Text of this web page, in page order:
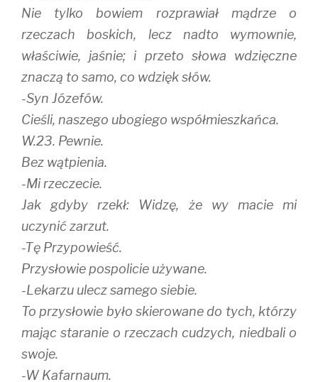
Nie tylko bowiem rozprawiał mądrze o
rzeczach boskich, lecz nadto wymownie,
właściwie, jaśnie; i przeto słowa wdzięczne
znaczą to samo, co wdzięk słów.
-Syn Józefów.
Cieśli, naszego ubogiego współmieszkańca.
W.23. Pewnie.
Bez wątpienia.
-Mi rzeczecie.
Jak gdyby rzekł: Widzę, że wy macie mi
uczynić zarzut.
-Tę Przypowieść.
Przysłowie pospolicie używane.
-Lekarzu ulecz samego siebie.
To przysłowie było skierowane do tych, którzy
mając staranie o rzeczach cudzych, niedbali o
swoje.
-W Kafarnaum.